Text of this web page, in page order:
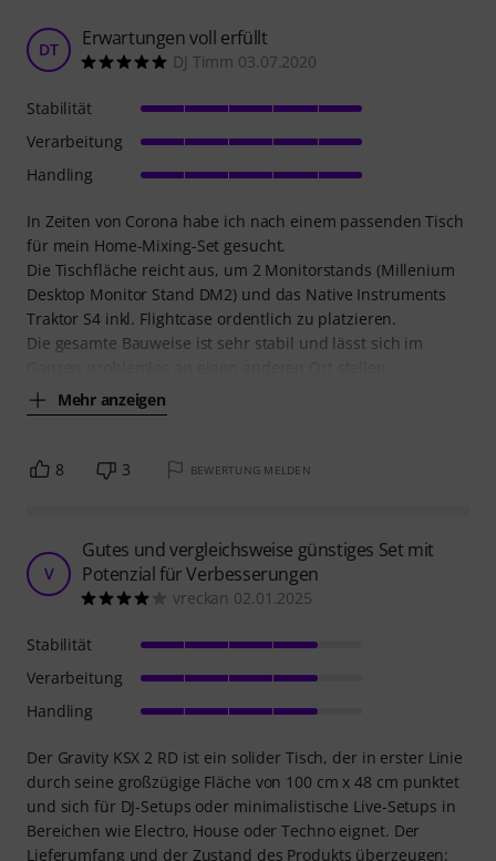
DT Erwartungen voll erfüllt
DJ Timm 03.07.2020
In Zeiten von Corona habe ich nach einem passenden Tisch
für mein Home-Mixing-Set gesucht.
Die Tischfläche reicht aus, um 2 Monitorstands (Millenium
Desktop Monitor Stand DM2) und das Native Instruments
Traktor S4 inkl. Flightcase ordentlich zu platzieren.
Die gesamte Bauweise ist sehr stabil und lässt sich im
Mehr anzeigen
Stabilität
Verarbeitung
Handling
8 3 BEWERTUNG MELDEN
V
Gutes und vergleichsweise günstiges Set mit
Potenzial für Verbesserungen
vreckan 02.01.2025
Der Gravity KSX 2 RD ist ein solider Tisch, der in erster Linie
durch seine großzügige Fläche von 100 cm x 48 cm punktet
und sich für DJ-Setups oder minimalistische Live-Setups in
Bereichen wie Electro, House oder Techno eignet. Der
Lieferumfang und der Zustand des Produkts überzeugen:
Stabilität
Verarbeitung
Handling